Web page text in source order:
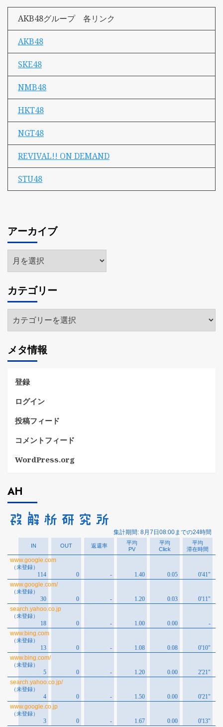
AKB48グループ 各リンク
AKB48
SKE48
NMB48
HKT48
NGT48
REVIVAL!! ON DEMAND
STU48
アーカイブ
ア
ー
イ
ブ
カテゴリー
テ
リ
ー
メタ情報
登録
ログイン
投稿フィード
コメントフィード
WordPress.org
AH